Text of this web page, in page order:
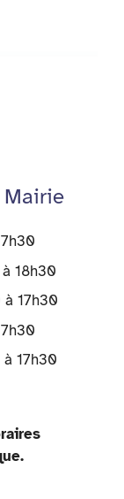
Mairie
18h30
17h30
17h30